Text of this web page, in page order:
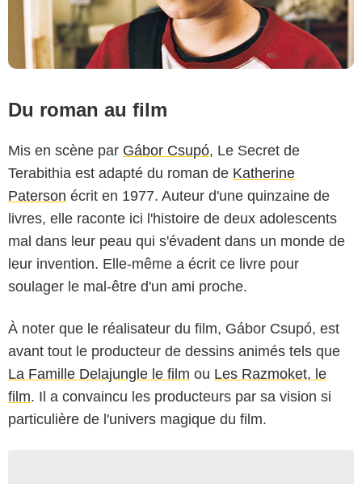
Du roman au film
Mis en scène par Gábor Csupó, Le Secret de
Terabithia est adapté du roman de Katherine
Paterson écrit en 1977. Auteur d'une quinzaine de
livres, elle raconte ici l'histoire de deux adolescents
mal dans leur peau qui s'évadent dans un monde de
leur invention. Elle-même a écrit ce livre pour
soulager le mal-être d'un ami proche.
À noter que le réalisateur du film, Gábor Csupó, est
avant tout le producteur de dessins animés tels que
La Famille Delajungle le film ou Les Razmoket, le
film. Il a convaincu les producteurs par sa vision si
particulière de l'univers magique du film.